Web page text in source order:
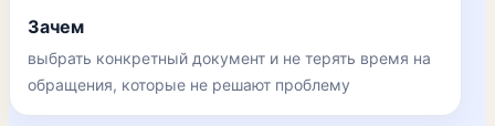
Зачем
выбрать конкретный документ и не терять время на
обращения, которые не решают проблему